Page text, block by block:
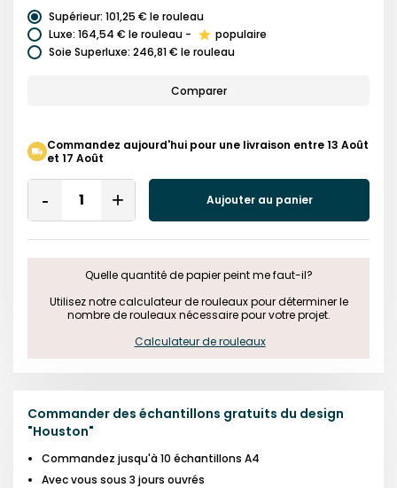
Supérieur: 101,25 € le rouleau
Luxe: 164,54 € le rouleau -
populaire
Soie Superluxe: 246,81 € le rouleau
Comparer
Commandez aujourd'hui pour une livraison entre 13 Août
et 17 Août
Quantity
Remove
One
Add
One
Aujouter au panier
Quelle quantité de papier peint me faut-il?
Utilisez notre calculateur de rouleaux pour déterminer le
nombre de rouleaux nécessaire pour votre projet.
Calculateur de rouleaux
Commander des échantillons gratuits du design
"Houston"
Commandez jusqu'à 10 échantillons A4
Avec vous sous 3 jours ouvrés